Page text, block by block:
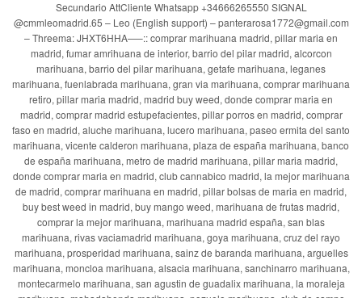
Secundario AttCliente Whatsapp +34666265550 SIGNAL
@cmmleomadrid.65 – Leo (English support) – panterarosa1772@gmail.com
– Threema: JHXT6HHA—–:: comprar marihuana madrid, pillar maria en
madrid, fumar amrihuana de interior, barrio del pilar madrid, alcorcon
marihuana, barrio del pilar marihuana, getafe marihuana, leganes
marihuana, fuenlabrada marihuana, gran via marihuana, comprar marihuana
retiro, pillar maria madrid, madrid buy weed, donde comprar maria en
madrid, comprar madrid estupefacientes, pillar porros en madrid, comprar
faso en madrid, aluche marihuana, lucero marihuana, paseo ermita del santo
marihuana, vicente calderon marihuana, plaza de españa marihuana, banco
de españa marihuana, metro de madrid marihuana, pillar maria madrid,
donde comprar maria en madrid, club cannabico madrid, la mejor marihuana
de madrid, comprar marihuana en madrid, pillar bolsas de maria en madrid,
buy best weed in madrid, buy mango weed, marihuana de frutas madrid,
comprar la mejor marihuana, marihuana madrid españa, san blas
marihuana, rivas vaciamadrid marihuana, goya marihuana, cruz del rayo
marihuana, prosperidad marihuana, sainz de baranda marihuana, arguelles
marihuana, moncloa marihuana, alsacia marihuana, sanchinarro marihuana,
montecarmelo marihuana, san agustin de guadalix marihuana, la moraleja